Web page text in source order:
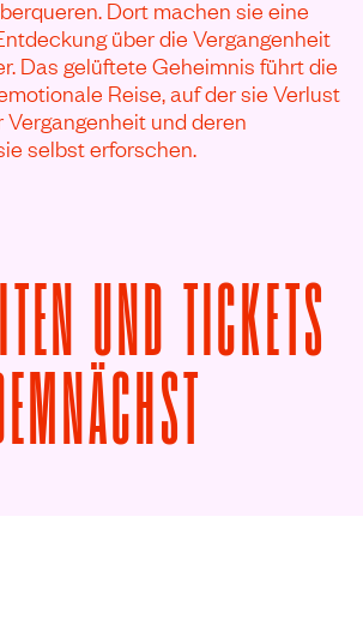
Dort machen sie eine
über die Vergangenheit
Das gelüftete Geheimnis führt die
Reise, auf der sie Verlust
Vergangenheit und deren
selbst erforschen.
UND TICKETS